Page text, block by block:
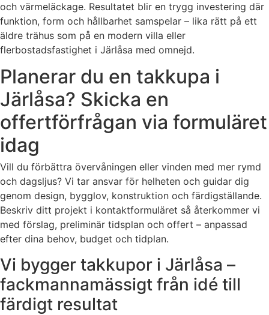
och värmeläckage. Resultatet blir en trygg investering där
funktion, form och hållbarhet samspelar – lika rätt på ett
äldre trähus som på en modern villa eller
flerbostadsfastighet i Järlåsa med omnejd.
Planerar du en takkupa i
Järlåsa? Skicka en
offertförfrågan via formuläret
idag
Vill du förbättra övervåningen eller vinden med mer rymd
och dagsljus? Vi tar ansvar för helheten och guidar dig
genom design, bygglov, konstruktion och färdigställande.
Beskriv ditt projekt i kontaktformuläret så återkommer vi
med förslag, preliminär tidsplan och offert – anpassad
efter dina behov, budget och tidplan.
Vi bygger takkupor i Järlåsa –
fackmannamässigt från idé till
färdigt resultat